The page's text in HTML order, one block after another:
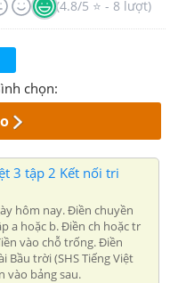
(4.8/5 ⭐ - 8 lượt)
chọn:
3 tập 2 Kết nối tri
hôm nay. Điền chuyền
a hoặc b. Điền ch hoặc tr
vào chỗ trống. Điền
Bầu trời (SHS Tiếng Việt
vào bảng sau.